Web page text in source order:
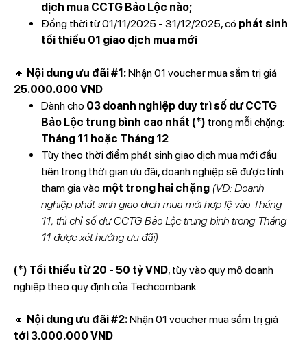
dịch mua CCTG Bảo Lộc nào;
Đồng thời từ 01/11/2025 - 31/12/2025, có phát sinh
tối thiểu 01 giao dịch mua mới
🔸 Nội dung ưu đãi #1:Nhận 01 voucher mua sắm trị giá
25.000.000 VND
Dành cho 03 doanh nghiệp duy trì số dư CCTG
Bảo Lộc trung bình cao nhất (*) trong mỗi chặng:
Tháng 11 hoặc Tháng 12
Tùy theo thời điểm phát sinh giao dịch mua mới đầu
tiên trong thời gian ưu đãi, doanh nghiệp sẽ được tính
tham gia vào một trong hai chặng (VD: Doanh
nghiệp phát sinh giao dịch mua mới hợp lệ vào Tháng
11, thì chỉ số dư CCTG Bảo Lộc trung bình trong Tháng
11 được xét hưởng ưu đãi)
(*) Tối thiểu từ 20 - 50 tỷ VND, tùy vào quy mô doanh
nghiệp theo quy định của Techcombank
🔸 Nội dung ưu đãi #2:Nhận 01 voucher mua sắm trị giá
tới 3.000.000 VND